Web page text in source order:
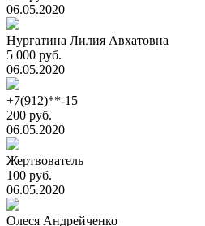
06.05.2020
Нургатина Лилия Авхатовна
5 000 руб.
06.05.2020
+7(912)**-15
200 руб.
06.05.2020
Жертвователь
100 руб.
06.05.2020
Олеся Андрейченко